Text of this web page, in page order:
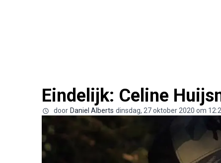
Eindelijk: Celine
door Daniel Alberts dinsdag, 27 oktober 2020 om